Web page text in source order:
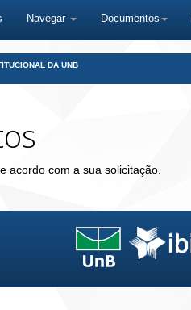
Navegar Documentos
DA UNB
acordo com a sua solicitação.